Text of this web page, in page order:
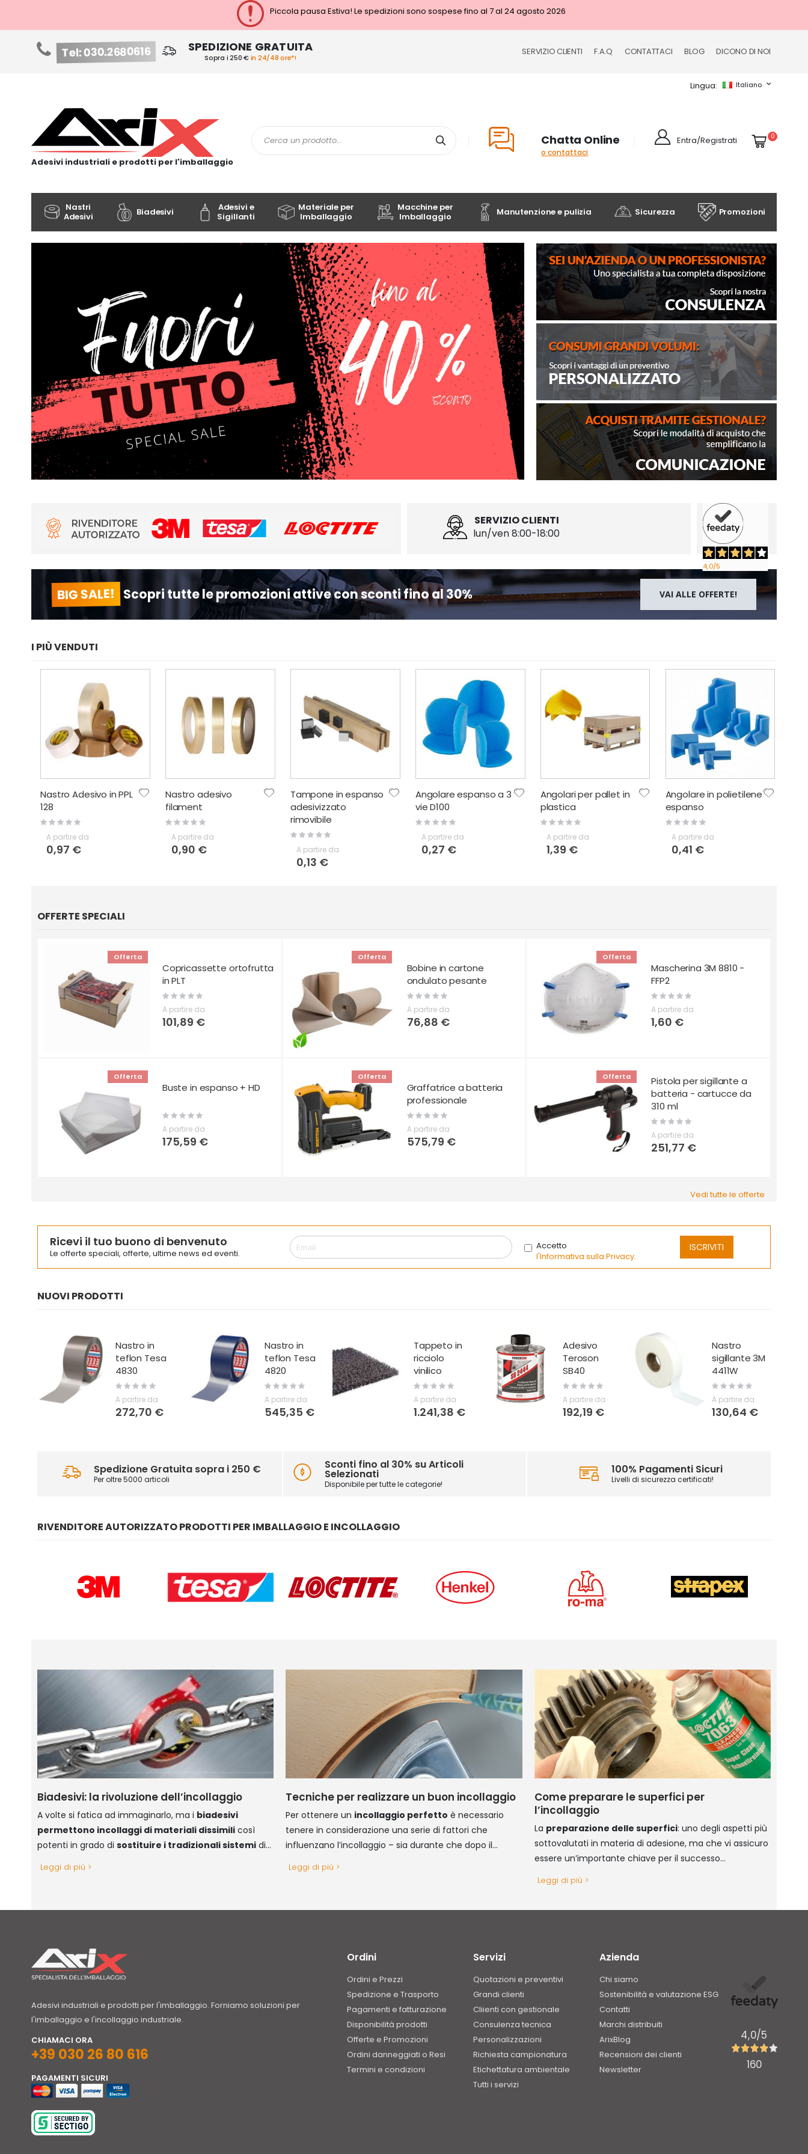
Piccola pausa Estiva! Le spedizioni sono sospese fino al 7 al 24 agosto 2026
Tel: 030.2680616 SPEDIZIONE GRATUITA
Sopra i 250 €in 24/48 ore*!
SERVIZIO CLIENTI F.A.Q CONTATTACI BLOG DICONO DI NOI
LinguaItaliano
contenuto
Adesivi industriali e prodotti per l'imballaggio
Cerca Chatta Online
o contattaci
Entra/Registrati Cart
0elementi
Nastri
Adesivi
Biadesivi
Adesivi e
Sigillanti
Materiale per
Imballaggio
Macchine per
Imballaggio
Manutenzione e pulizia Sicurezza Promozioni
SERVIZIO CLIENTI
lun/ven 8:00-18:00
4,0/5
BIG SALE! Scopri tutte le promozioni attive con sconti fino al 30% VAI ALLE OFFERTE!
I PIÙ VENDUTI
Nastro Adesivo in PPL
128
Rating:
0%
A partire da
0,97 €
Nastro adesivo
filament
Rating:
0%
A partire da
0,90 €
Tampone in espanso
adesivizzato
rimovibile
Rating:
0%
A partire da
0,13 €
Angolare espanso a 3
vie D100
Rating:
0%
A partire da
0,27 €
Angolari per pallet in
plastica
Rating:
0%
A partire da
1,39 €
Angolare in polietilene
espanso
Rating:
0%
A partire da
0,41 €
OFFERTE SPECIALI
Offerta
Copricassette ortofrutta
in PLT
Rating:
0%
A partire da
101,89 €
Offerta
Bobine in cartone
ondulato pesante
Rating:
0%
A partire da
76,88 €
Offerta
Mascherina 3M 8810 -
FFP2
Rating:
0%
A partire da
1,60 €
Offerta
Buste in espanso + HD
Rating:
0%
A partire da
175,59 €
Offerta
Graffatrice a batteria
professionale
Rating:
0%
A partire da
575,79 €
Offerta
Pistola per sigillante a
batteria - cartucce da
310 ml
Rating:
A partire da
251,77 €
Vedi tutte le offerte
Ricevi il tuo buono di benvenuto
Le offerte speciali, offerte, ultime news ed eventi.
Accetto
l'Informativa sulla Privacy.
ISCRIVITI
NUOVI PRODOTTI
Nastro in
teflon Tesa
4820
Rating:
0%
A partire da
545,35 €
Tappeto in
ricciolo
vinilico
Rating:
0%
A partire da
1.241,38 €
Adesivo
Teroson
SB40
Rating:
0%
A partire da
192,19 €
Nastro
sigillante 3M
4411W
Rating:
0%
A partire da
130,64 €
Loctite SI 176
Rating:
0%
A partire da
8,33 €
Spedizione Gratuita sopra i 250 €
Per oltre 5000 articoli
Sconti fino al 30% su Articoli
Selezionati
Disponibile per tutte le categorie!
100% Pagamenti Sicuri
Livelli di sicurezza certificati!
RIVENDITORE AUTORIZZATO PRODOTTI PER IMBALLAGGIO E INCOLLAGGIO
Biadesivi: la rivoluzione dell’incollaggio
A volte si fatica ad immaginarlo, ma i biadesivi
permettono incollaggi di materiali dissimili così
potenti in grado di sostituire i tradizionali sistemi di
Leggi di più >
Tecniche per realizzare un buon incollaggio
Per ottenere un incollaggio perfetto è necessario
tenere in considerazione una serie di fattori che
influenzano l’incollaggio – sia durante che dopo il
Leggi di più >
Come preparare le superfici per
l’incollaggio
La preparazione delle superfici: uno degli aspetti più
sottovalutati in materia di adesione, ma che vi assicuro
essere un’importante chiave per il successo
Leggi di più >
Adesivi industriali e prodotti per l'imballaggio. Forniamo soluzioni per
l'imballaggio e l'incollaggio industriale.
CHIAMACI ORA
+39 030 26 80 616
PAGAMENTI SICURI
Ordini
Ordini e Prezzi
Spedizione e Trasporto
Pagamenti e fatturazione
Disponibilità prodotti
Offerte e Promozioni
Ordini danneggiati o Resi
Termini e condizioni
Servizi
Quotazioni e preventivi
Grandi clienti
Cliienti con gestionale
Consulenza tecnica
Personalizzazioni
Richiesta campionatura
Etichettatura ambientale
Tutti i servizi
Azienda
Chi siamo
Sostenibilità e valutazione ESG
Contatti
Marchi distribuiti
ArixBlog
Recensioni dei clienti
Newsletter
4,0/5
160